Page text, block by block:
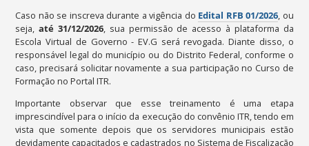
Caso não se inscreva durante a vigência do Edital RFB 01/2026, ou
seja,até 31/12/2026, sua permissão de acesso à plataforma da
Escola Virtual de Governo - EV.G será revogada. Diante disso, o
responsável legal do município ou do Distrito Federal, conforme o
caso, precisará solicitar novamente a sua participação no Curso de
Formação no Portal ITR.
Importante observar que esse treinamento é uma etapa
imprescindível para o início da execução do convênio ITR, tendo em
vista que somente depois que os servidores municipais estão
devidamente capacitados e cadastrados no Sistema de Fiscalização